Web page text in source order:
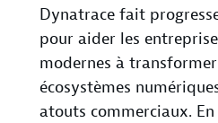
Dynatrace fait
pour aider les
modernes à
écosystèmes
atouts commerciaux.